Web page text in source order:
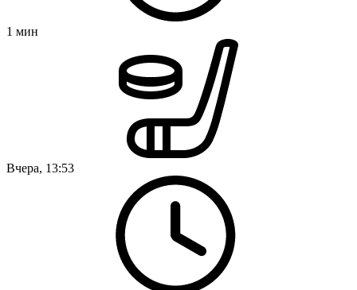
1 мин
Вчера, 13:53